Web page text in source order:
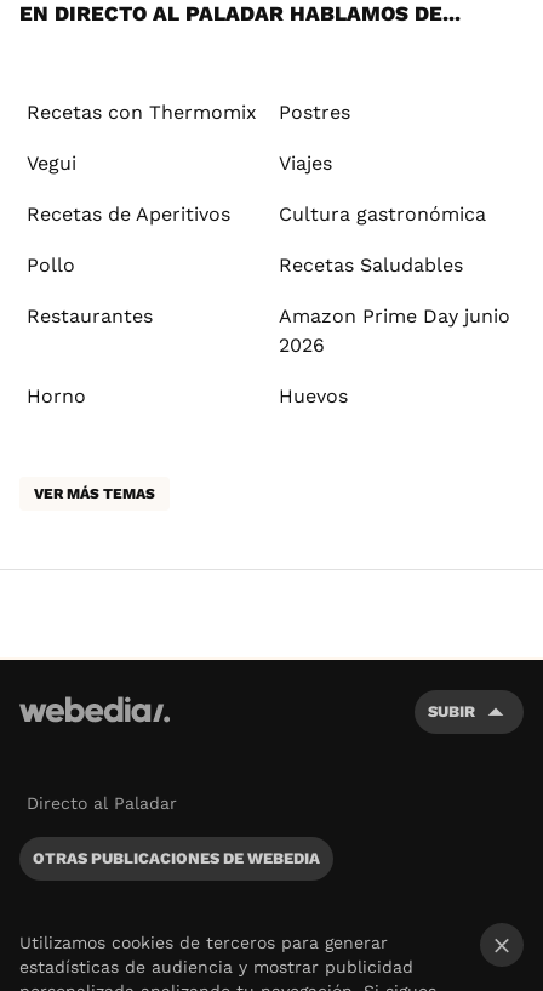
EN DIRECTO AL PALADAR HABLAMOS DE...
Recetas con Thermomix Postres
Vegui Viajes
Recetas de Aperitivos Cultura gastronómica
Pollo Recetas Saludables
Restaurantes
Amazon Prime Day junio
2026
Horno Huevos
VER MÁS TEMAS
SUBIR
Directo al Paladar
OTRAS PUBLICACIONES DE WEBEDIA
Utilizamos cookies de terceros para generar
estadísticas de audiencia y mostrar publicidad